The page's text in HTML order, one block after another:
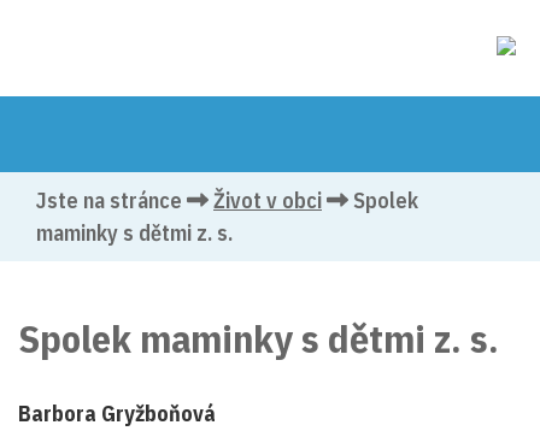
Jste na stránce Život v obci
Spolek
maminky s dětmi z. s.
Spolek maminky s dětmi z. s.
Barbora Gryžboňová